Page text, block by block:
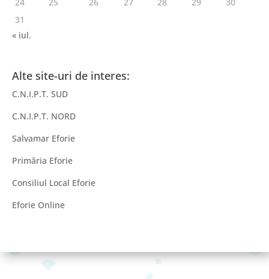
31
« iul.
Alte site-uri de interes:
C.N.I.P.T. SUD
C.N.I.P.T. NORD
Salvamar Eforie
Primăria Eforie
Consiliul Local Eforie
Eforie Online